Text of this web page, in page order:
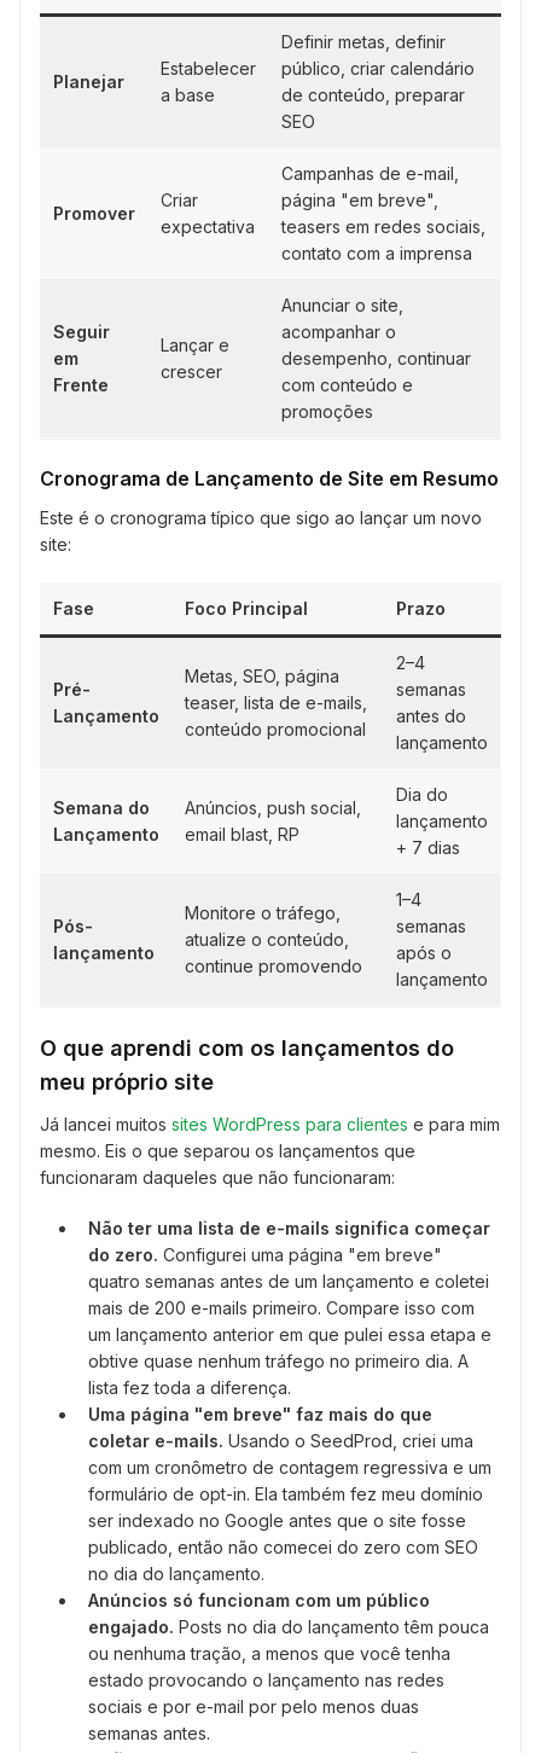
Planejar
Estabelecer
a base
Definir metas, definir
público, criar calendário
de conteúdo, preparar
SEO
Promover
Criar
expectativa
Campanhas de e-mail,
página "em breve",
teasers em redes sociais,
contato com a imprensa
Seguir
em
Frente
Lançar e
crescer
Anunciar o site,
acompanhar o
desempenho, continuar
com conteúdo e
promoções
Cronograma de Lançamento de Site em Resumo
Este é o cronograma típico que sigo ao lançar um novo
site:
Fase Foco Principal Prazo
Pré-
Lançamento
Metas, SEO, página
teaser, lista de e-mails,
conteúdo promocional
2–4
semanas
antes do
lançamento
Semana do
Lançamento
Anúncios, push social,
email blast, RP
Dia do
lançamento
+ 7 dias
Pós-
lançamento
Monitore o tráfego,
atualize o conteúdo,
continue promovendo
1–4
semanas
após o
lançamento
O que aprendi com os lançamentos do
meu próprio site
Já lancei muitos sites WordPress para clientes e para mim
mesmo. Eis o que separou os lançamentos que
funcionaram daqueles que não funcionaram:
Não ter uma lista de e-mails significa começar
do zero. Configurei uma página "em breve"
quatro semanas antes de um lançamento e coletei
mais de 200 e-mails primeiro. Compare isso com
um lançamento anterior em que pulei essa etapa e
obtive quase nenhum tráfego no primeiro dia. A
lista fez toda a diferença.
Uma página "em breve" faz mais do que
coletar e-mails. Usando o SeedProd, criei uma
com um cronômetro de contagem regressiva e um
formulário de opt-in. Ela também fez meu domínio
ser indexado no Google antes que o site fosse
publicado, então não comecei do zero com SEO
no dia do lançamento.
Anúncios só funcionam com um público
engajado. Posts no dia do lançamento têm pouca
ou nenhuma tração, a menos que você tenha
estado provocando o lançamento nas redes
sociais e por e-mail por pelo menos duas
semanas antes.